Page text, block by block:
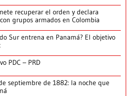
recuperar el orden y declara
grupos armados en Colombia
Sur entrena en Panamá? El objetivo
PDC – PRD
septiembre de 1882: la noche que